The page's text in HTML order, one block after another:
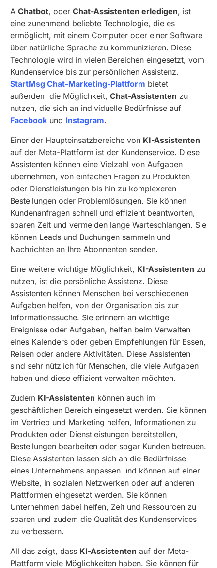
AChatbot, oderChat-Assistenten erledigen, ist
eine zunehmend beliebte Technologie, die es
ermöglicht, mit einem Computer oder einer Software
über natürliche Sprache zu kommunizieren. Diese
Technologie wird in vielen Bereichen eingesetzt, vom
Kundenservice bis zur persönlichen Assistenz.
StartMsg Chat-Marketing-Plattform bietet
außerdem die Möglichkeit,Chat-Assistenten zu
nutzen, die sich an individuelle Bedürfnisse auf
Facebook und Instagram.
Einer der Haupteinsatzbereiche von KI-Assistenten
auf der Meta-Plattform ist der Kundenservice. Diese
Assistenten können eine Vielzahl von Aufgaben
übernehmen, von einfachen Fragen zu Produkten
oder Dienstleistungen bis hin zu komplexeren
Bestellungen oder Problemlösungen. Sie können
Kundenanfragen schnell und effizient beantworten,
sparen Zeit und vermeiden lange Warteschlangen. Sie
können Leads und Buchungen sammeln und
Nachrichten an Ihre Abonnenten senden.
Eine weitere wichtige Möglichkeit, KI-Assistenten zu
nutzen, ist die persönliche Assistenz. Diese
Assistenten können Menschen bei verschiedenen
Aufgaben helfen, von der Organisation bis zur
Informationssuche. Sie erinnern an wichtige
Ereignisse oder Aufgaben, helfen beim Verwalten
eines Kalenders oder geben Empfehlungen für Essen,
Reisen oder andere Aktivitäten. Diese Assistenten
sind sehr nützlich für Menschen, die viele Aufgaben
haben und diese effizient verwalten möchten.
Zudem KI-Assistenten können auch im
geschäftlichen Bereich eingesetzt werden. Sie können
im Vertrieb und Marketing helfen, Informationen zu
Produkten oder Dienstleistungen bereitstellen,
Bestellungen bearbeiten oder sogar Kunden betreuen.
Diese Assistenten lassen sich an die Bedürfnisse
eines Unternehmens anpassen und können auf einer
Website, in sozialen Netzwerken oder auf anderen
Plattformen eingesetzt werden. Sie können
Unternehmen dabei helfen, Zeit und Ressourcen zu
sparen und zudem die Qualität des Kundenservices
zu verbessern.
All das zeigt, dass KI-Assistenten auf der Meta-
Plattform viele Möglichkeiten haben. Sie können für